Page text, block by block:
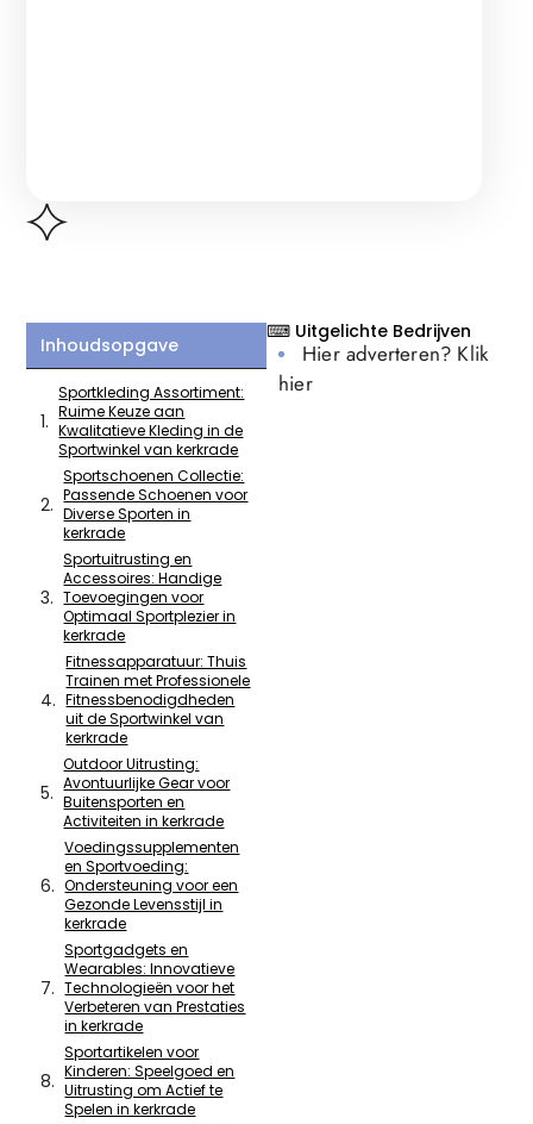
Inhoudsopgave
Sportkleding Assortiment:
Ruime Keuze aan
Kwalitatieve Kleding in de
Sportwinkel van kerkrade
Sportschoenen Collectie:
Passende Schoenen voor
Diverse Sporten in
kerkrade
Sportuitrusting en
Accessoires: Handige
Toevoegingen voor
Optimaal Sportplezier in
kerkrade
Fitnessapparatuur: Thuis
Trainen met Professionele
Fitnessbenodigdheden
uit de Sportwinkel van
kerkrade
Outdoor Uitrusting:
Avontuurlijke Gear voor
Buitensporten en
Activiteiten in kerkrade
Voedingssupplementen
en Sportvoeding:
Ondersteuning voor een
Gezonde Levensstijl in
kerkrade
Sportgadgets en
Wearables: Innovatieve
Technologieën voor het
Verbeteren van Prestaties
in kerkrade
Sportartikelen voor
Kinderen: Speelgoed en
Uitrusting om Actief te
Spelen in kerkrade
⌨ Uitgelichte Bedrijven
Hier adverteren? Klik
hier